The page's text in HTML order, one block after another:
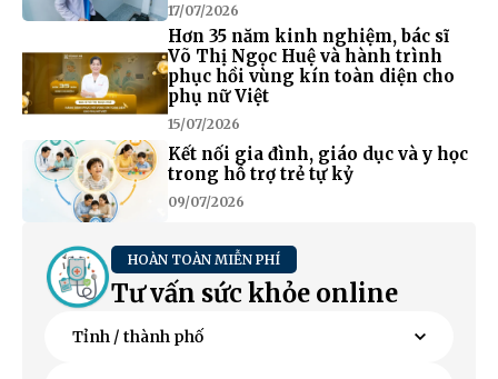
17/07/2026
Hơn 35 năm kinh nghiệm, bác sĩ
Võ Thị Ngọc Huệ và hành trình
phục hồi vùng kín toàn diện cho
phụ nữ Việt
15/07/2026
Kết nối gia đình, giáo dục và y học
trong hỗ trợ trẻ tự kỷ
09/07/2026
HOÀN TOÀN MIỄN PHÍ
Tư vấn sức khỏe online